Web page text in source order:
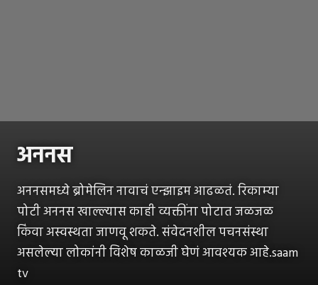
अननस
अननसमध्ये ब्रोमेलिन नावाचं एन्झाइम आढळतं. रिकाम्या
पोटी अननस खाल्ल्यास काही व्यक्तींना पोटात जळजळ
किंवा अस्वस्थता जाणवू शकते. संवेदनशील पचनसंस्था
असलेल्या लोकांनी विशेष काळजी घेणं आवश्यक आहे.saam
tv